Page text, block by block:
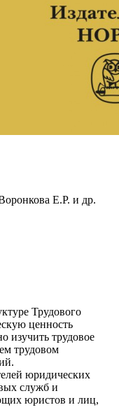
Е.Р. и др.
Трудового
ценность
изучить трудовое
трудовом
юридических
служб и
юристов и лиц,